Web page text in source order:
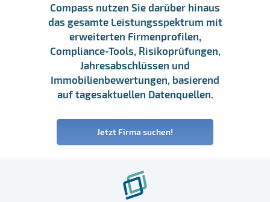
Compass nutzen Sie darüber hinaus
das gesamte Leistungsspektrum mit
erweiterten Firmenprofilen,
Compliance-Tools, Risikoprüfungen,
Jahresabschlüssen und
Immobilienbewertungen, basierend
auf tagesaktuellen Datenquellen.
Jetzt Firma suchen!